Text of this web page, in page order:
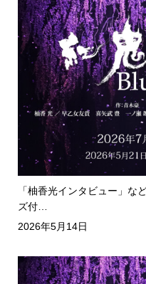
「柚香光インタビュー」
ズ付…
2026年5月14日